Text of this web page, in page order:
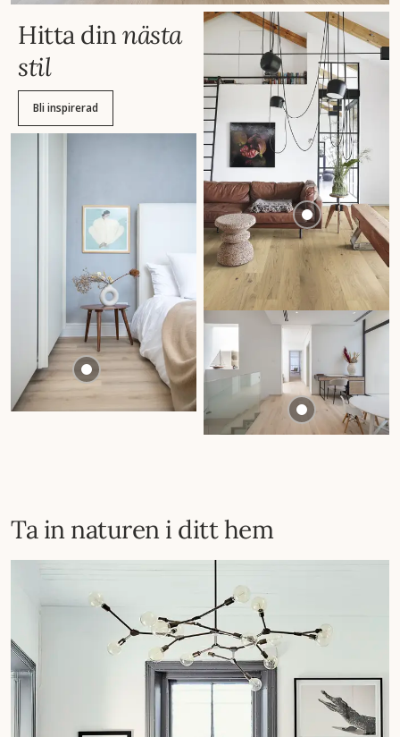
Hitta dinnästa
stil
Bli inspirerad
Ta in naturen i ditt hem